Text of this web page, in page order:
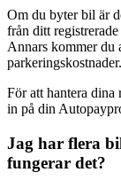
Om du byter bil är
från ditt
Annars kommer du
parkeringskostnader.
För att hantera dina
in på din
Jag har flera
fungerar det?